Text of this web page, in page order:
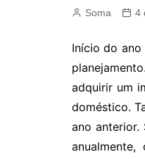
Soma 4
Início do
adquirir um
doméstico.
ano anterior.